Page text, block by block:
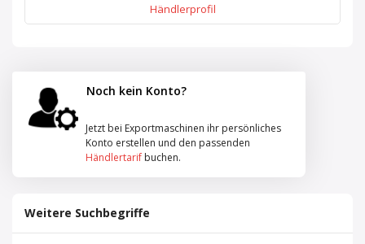
Händlerprofil
Noch kein Konto?
Jetzt bei Exportmaschinen ihr persönliches
Konto erstellen und den passenden
Händlertarif buchen.
Weitere Suchbegriffe